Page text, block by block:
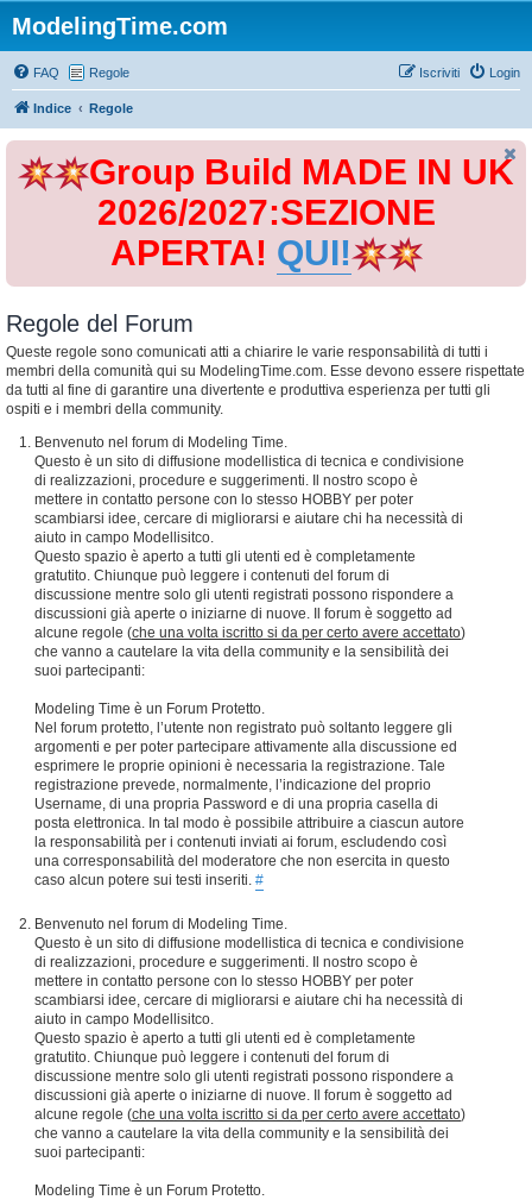
ModelingTime.com
FAQ Regole Login
Iscriviti
Indice Regole
Group Build MADE IN UK
2026/2027:SEZIONE
APERTA! QUI!
Regole del Forum
Queste regole sono comunicati atti a chiarire le varie responsabilità di tutti i
membri della comunità qui su ModelingTime.com. Esse devono essere rispettate
da tutti al fine di garantire una divertente e produttiva esperienza per tutti gli
ospiti e i membri della community.
Benvenuto nel forum di Modeling Time.
Questo è un sito di diffusione modellistica di tecnica e condivisione
di realizzazioni, procedure e suggerimenti. Il nostro scopo è
mettere in contatto persone con lo stesso HOBBY per poter
scambiarsi idee, cercare di migliorarsi e aiutare chi ha necessità di
aiuto in campo Modellisitco.
Questo spazio è aperto a tutti gli utenti ed è completamente
gratutito. Chiunque può leggere i contenuti del forum di
discussione mentre solo gli utenti registrati possono rispondere a
discussioni già aperte o iniziarne di nuove. Il forum è soggetto ad
alcune regole (che una volta iscritto si da per certo avere accettato)
che vanno a cautelare la vita della community e la sensibilità dei
suoi partecipanti:
Modeling Time è un Forum Protetto.
Nel forum protetto, l’utente non registrato può soltanto leggere gli
argomenti e per poter partecipare attivamente alla discussione ed
esprimere le proprie opinioni è necessaria la registrazione. Tale
registrazione prevede, normalmente, l’indicazione del proprio
Username, di una propria Password e di una propria casella di
posta elettronica. In tal modo è possibile attribuire a ciascun autore
la responsabilità per i contenuti inviati ai forum, escludendo così
una corresponsabilità del moderatore che non esercita in questo
caso alcun potere sui testi inseriti. #
Benvenuto nel forum di Modeling Time.
Questo è un sito di diffusione modellistica di tecnica e condivisione
di realizzazioni, procedure e suggerimenti. Il nostro scopo è
mettere in contatto persone con lo stesso HOBBY per poter
scambiarsi idee, cercare di migliorarsi e aiutare chi ha necessità di
aiuto in campo Modellisitco.
Questo spazio è aperto a tutti gli utenti ed è completamente
gratutito. Chiunque può leggere i contenuti del forum di
discussione mentre solo gli utenti registrati possono rispondere a
discussioni già aperte o iniziarne di nuove. Il forum è soggetto ad
alcune regole (che una volta iscritto si da per certo avere accettato)
che vanno a cautelare la vita della community e la sensibilità dei
suoi partecipanti:
Modeling Time è un Forum Protetto.